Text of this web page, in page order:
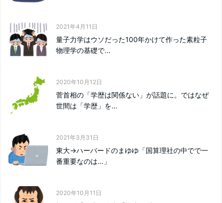
2021年4月11日
量子力学はウソだった100年かけて作った素粒子
物理学の基礎で...
2020年10月12日
菅首相の「学歴は関係ない」が話題に。ではなぜ
世間は「学歴」を...
2021年3月31日
東大→ハーバードのまゆゆ「国算理社の中でで一
番重要なのは…」
2020年10月11日